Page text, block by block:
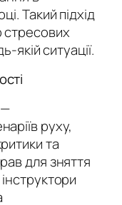
Такий підхід
стресових
якій ситуації.
руху,
та
для зняття
інструктори